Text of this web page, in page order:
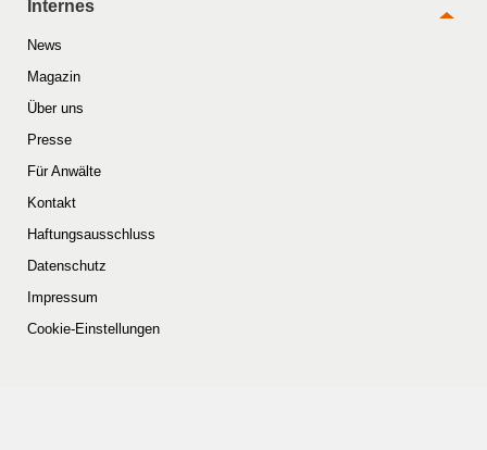
Internes
News
Magazin
Über uns
Presse
Für Anwälte
Kontakt
Haftungsausschluss
Datenschutz
Impressum
Cookie-Einstellungen